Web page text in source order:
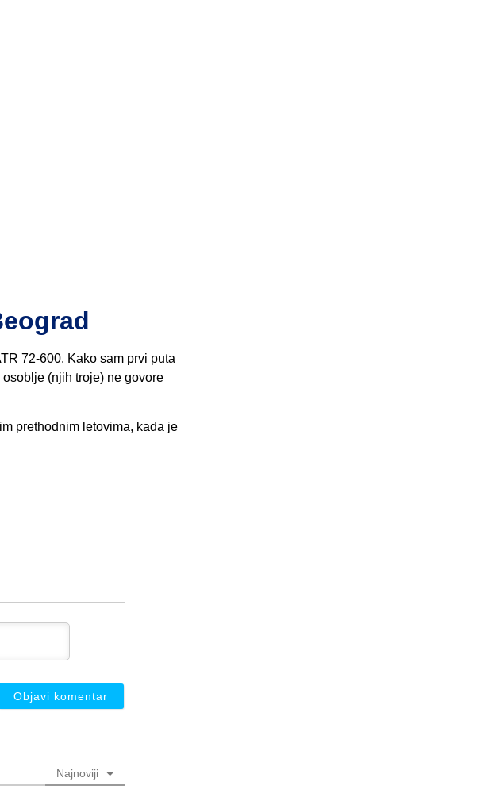
72-600. Kako sam prvi puta
(njih troje) ne govore
prethodnim letovima, kada je
Najnoviji